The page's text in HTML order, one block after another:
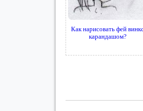
Как нарисовать фей
карандашом?